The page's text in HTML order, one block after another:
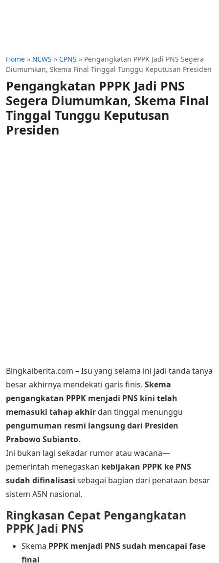
Home » NEWS » CPNS » Pengangkatan PPPK Jadi PNS Segera
Diumumkan, Skema Final Tinggal Tunggu Keputusan Presiden
Pengangkatan PPPK Jadi PNS
Segera Diumumkan, Skema Final
Tinggal Tunggu Keputusan
Presiden
Bingkaiberita.com – Isu yang selama ini jadi tanda tanya
besar akhirnya mendekati garis finis. Skema
pengangkatan PPPK menjadi PNS kini telah
memasuki tahap akhir dan tinggal menunggu
pengumuman resmi langsung dari Presiden
Prabowo Subianto.
Ini bukan lagi sekadar rumor atau wacana—
pemerintah menegaskan kebijakan PPPK ke PNS
sudah difinalisasi sebagai bagian dari penataan besar
sistem ASN nasional.
Ringkasan Cepat Pengangkatan
PPPK Jadi PNS
Skema PPPK menjadi PNS sudah mencapai fase
final